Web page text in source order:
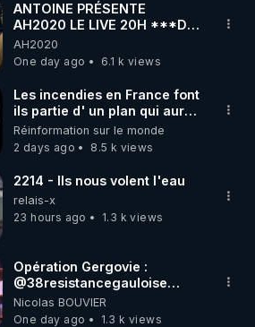
ANTOINE PRÉSENTE
AH2020 LE LIVE 20H ***DU
04/08/2026*** 📷LE
GRAND RÉVEIL EST EN
MARCHE 📷
AH2020
One day ago
6.1 k views
Les incendies en France font
ils partie d' un plan qui aurait
débuté le 11 septembre 2001
?
Réinformation sur le monde
2 days ago
8.5 k views
2214 - Ils nous volent l'eau
relais-x
23 hours ago
1.3 k views
Opération Gergovie :
‪@38resistancegauloise‬
‪@MarionSigautOfficiel‬
‪@gladysriifard5710‬ Laëtitia
Nicolas BOUVIER
One day ago
1.3 k views